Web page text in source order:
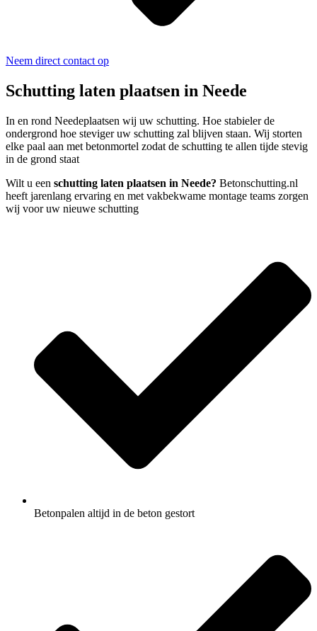
Neem direct contact op
Schutting laten plaatsen in Neede
In en rond Needeplaatsen wij uw schutting. Hoe stabieler de
ondergrond hoe steviger uw schutting zal blijven staan. Wij storten
elke paal aan met betonmortel zodat de schutting te allen tijde stevig
in de grond staat
Wilt u een schutting laten plaatsen in Neede? Betonschutting.nl
heeft jarenlang ervaring en met vakbekwame montage teams zorgen
wij voor uw nieuwe schutting
Betonpalen altijd in de beton gestort